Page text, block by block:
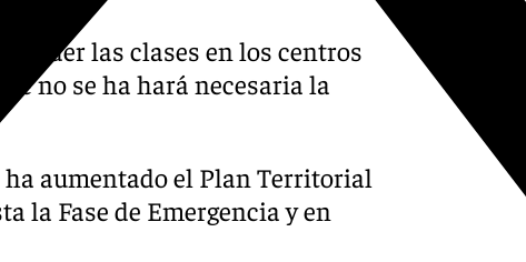
las clases en los centros
no se ha hará necesaria la
ha aumentado el Plan Territorial
la Fase de Emergencia y en